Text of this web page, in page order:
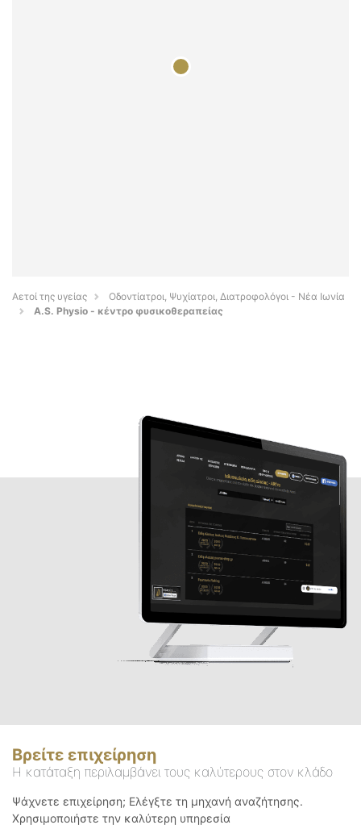
Αετοί της υγείας
Οδοντίατροι, Ψυχίατροι, Διατροφολόγοι - Νέα Ιωνία
A.S. Physio - κέντρο φυσικοθεραπείας
Βρείτε επιχείρηση
Η κατάταξη περιλαμβάνει τους καλύτερους στον κλάδο
Ψάχνετε επιχείρηση; Ελέγξτε τη μηχανή αναζήτησης.
Χρησιμοποιήστε την καλύτερη υπηρεσία